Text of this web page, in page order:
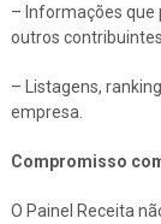
– Informações
outros
– Listagens,
empresa.
Compromisso
O Painel Receita